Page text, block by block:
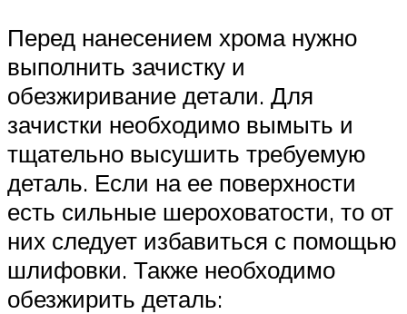
Перед нанесением хрома нужно
выполнить зачистку и
обезжиривание детали. Для
зачистки необходимо вымыть и
тщательно высушить требуемую
деталь. Если на ее поверхности
есть сильные шероховатости, то от
них следует избавиться с помощью
шлифовки. Также необходимо
обезжирить деталь: